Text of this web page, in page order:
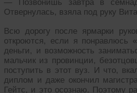
— Позвонишь завтра в
Отвернулась, взяла под руку
Всю дорогу после ярмарки
откроются, если я понравлюсь
деньги, и возможность
мальчик из провинции,
поступить в этот вуз. И что,
диплом и даже окончил
Гейтс, и это осознаю. Поэтому